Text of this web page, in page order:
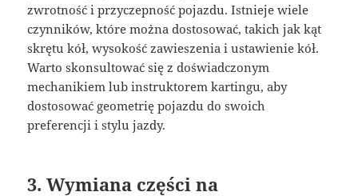
zwrotność i przyczepność pojazdu. Istnieje wiele
czynników, które można dostosować, takich jak kąt
skrętu kół, wysokość zawieszenia i ustawienie kół.
Warto skonsultować się z doświadczonym
mechanikiem lub instruktorem kartingu, aby
dostosować geometrię pojazdu do swoich
preferencji i stylu jazdy.
3. Wymiana części na